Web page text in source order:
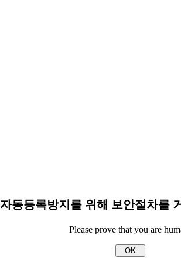
자동등록방지를 위해 보안절차를
Please prove that you are